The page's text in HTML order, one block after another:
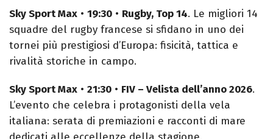
Sky Sport Max • 19:30 • Rugby, Top 14. Le migliori 14
squadre del rugby francese si sfidano in uno dei
tornei più prestigiosi d’Europa: fisicità, tattica e
rivalità storiche in campo.
Sky Sport Max • 21:30 • FIV – Velista dell’anno 2026.
L’evento che celebra i protagonisti della vela
italiana: serata di premiazioni e racconti di mare